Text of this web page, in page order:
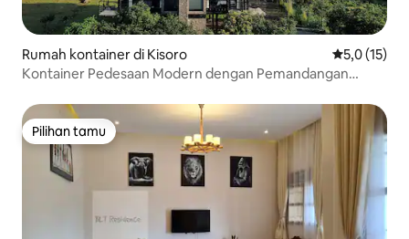
Rumah kontainer di Kisoro Nilai rata-
5,0 (15)
Kontainer Pedesaan Modern dengan Pemandangan
Pilihan tamu
Pilihan tamu